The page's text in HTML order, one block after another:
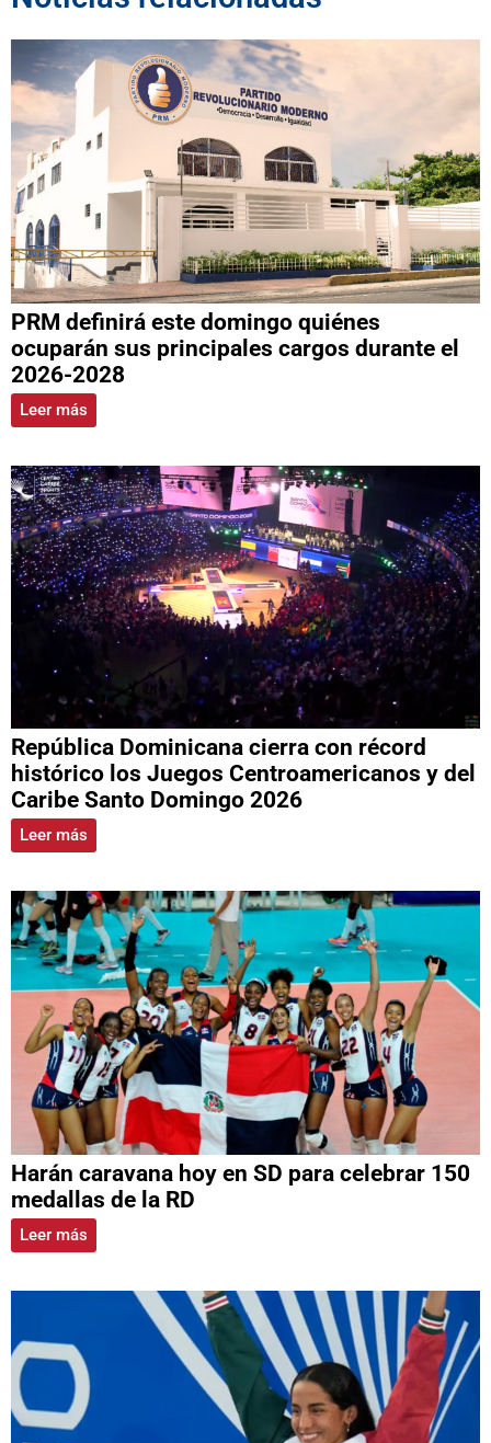
PRM definirá este domingo quiénes
ocuparán sus principales cargos durante el
2026-2028
Leer más
República Dominicana cierra con récord
histórico los Juegos Centroamericanos y del
Caribe Santo Domingo 2026
Leer más
Harán caravana hoy en SD para celebrar 150
medallas de la RD
Leer más